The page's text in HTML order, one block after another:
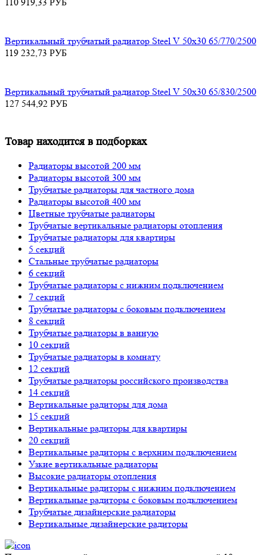
Вертикальный трубчатый радиатор Steel V 50х30 65/770/2500
119 232,73 РУБ
Вертикальный трубчатый радиатор Steel V 50х30 65/830/2500
127 544,92 РУБ
Товар находится в подборках
Радиаторы высотой 200 мм
Радиаторы высотой 300 мм
Трубчатые радиаторы для частного дома
Радиаторы высотой 400 мм
Цветные трубчатые радиаторы
Трубчатые вертикальные радиаторы отопления
Трубчатые радиаторы для квартиры
5 секций
Стальные трубчатые радиаторы
6 секций
Трубчатые радиаторы с нижним подключением
7 секций
Трубчатые радиаторы с боковым подключением
8 секций
Трубчатые радиаторы в ванную
10 секций
Трубчатые радиаторы в комнату
12 секций
Трубчатые радиаторы российского производства
14 секций
Вертикальные радиторы для дома
15 секций
Вертикальные радиторы для квартиры
20 секций
Вертикальные радиторы с верхним подключением
Узкие вертикальные радиаторы
Высокие радиаторы отопления
Вертикальные радиторы с нижним подключением
Вертикальные радиторы с боковым подключением
Трубчатые дизайнерские радиаторы
Вертикальные дизайнерские радиторы